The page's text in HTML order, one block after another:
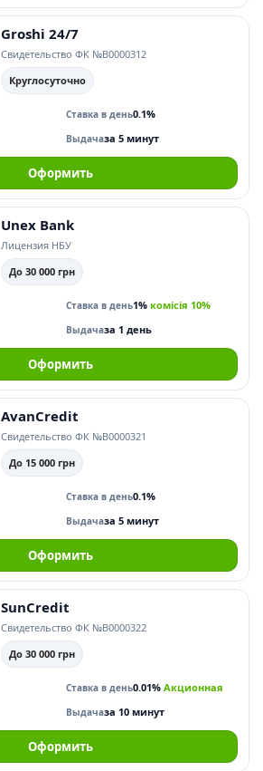
Groshi 24/7
Свидетельство ФК №В0000312
Круглосуточно
Ставка в день0.1%
Выдачаза 5 минут
Оформить
Unex Bank
Лицензия НБУ
До 30 000 грн
Ставка в день1% комісія 10%
Выдачаза 1 день
Оформить
AvanCredit
Свидетельство ФК №В0000321
До 15 000 грн
Ставка в день0.1%
Выдачаза 5 минут
Оформить
SunCredit
Свидетельство ФК №В0000322
До 30 000 грн
Ставка в день0.01% Акционная
Выдачаза 10 минут
Оформить